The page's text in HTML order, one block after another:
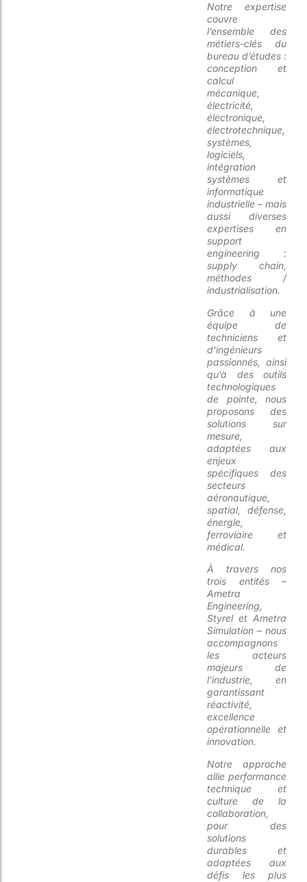
Notre expertise
couvre
l’ensemble des
métiers-clés du
bureau d’études :
conception et
calcul
mécanique,
électricité,
électronique,
électrotechnique,
systèmes,
logiciels,
intégration
systèmes et
informatique
industrielle – mais
aussi diverses
expertises en
support
engineering :
supply chain,
méthodes /
industrialisation.
Grâce à une
équipe de
techniciens et
d’ingénieurs
passionnés, ainsi
qu’à des outils
technologiques
de pointe, nous
proposons des
solutions sur
mesure,
adaptées aux
enjeux
spécifiques des
secteurs
aéronautique,
spatial, défense,
énergie,
ferroviaire et
médical.
À travers nos
trois entités –
Ametra
Engineering,
Styrel et Ametra
Simulation – nous
accompagnons
les acteurs
majeurs de
l’industrie, en
garantissant
réactivité,
excellence
opérationnelle et
innovation.
Notre approche
allie performance
technique et
culture de la
collaboration,
pour des
solutions
durables et
adaptées aux
défis les plus